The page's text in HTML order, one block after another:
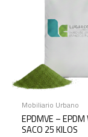
Mobiliario Urbano
EPDMVE – EPDM
SACO 25 KILOS